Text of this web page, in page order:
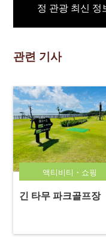
정 관광 최신 정
관련 기사
액티비티・쇼핑
긴 타무 파크골프장